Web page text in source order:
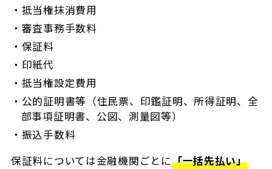
抵当権抹消費用
審査事務手数料
保証料
印紙代
抵当権設定費用
公的証明書等（住民票、印鑑証明、所得証明、全
部事項証明書、公図、測量図等）
振込手数料
保証料については金融機関ごとに「一括先払い」